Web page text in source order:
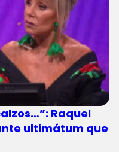
Raquel
ultimátum que